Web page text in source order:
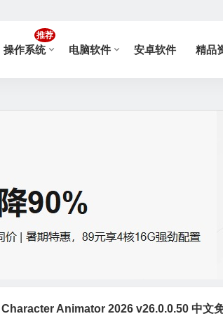
操作系统
推荐
电脑软件 安卓软件 精品
Animator 2026 v26.0.0.50 中文